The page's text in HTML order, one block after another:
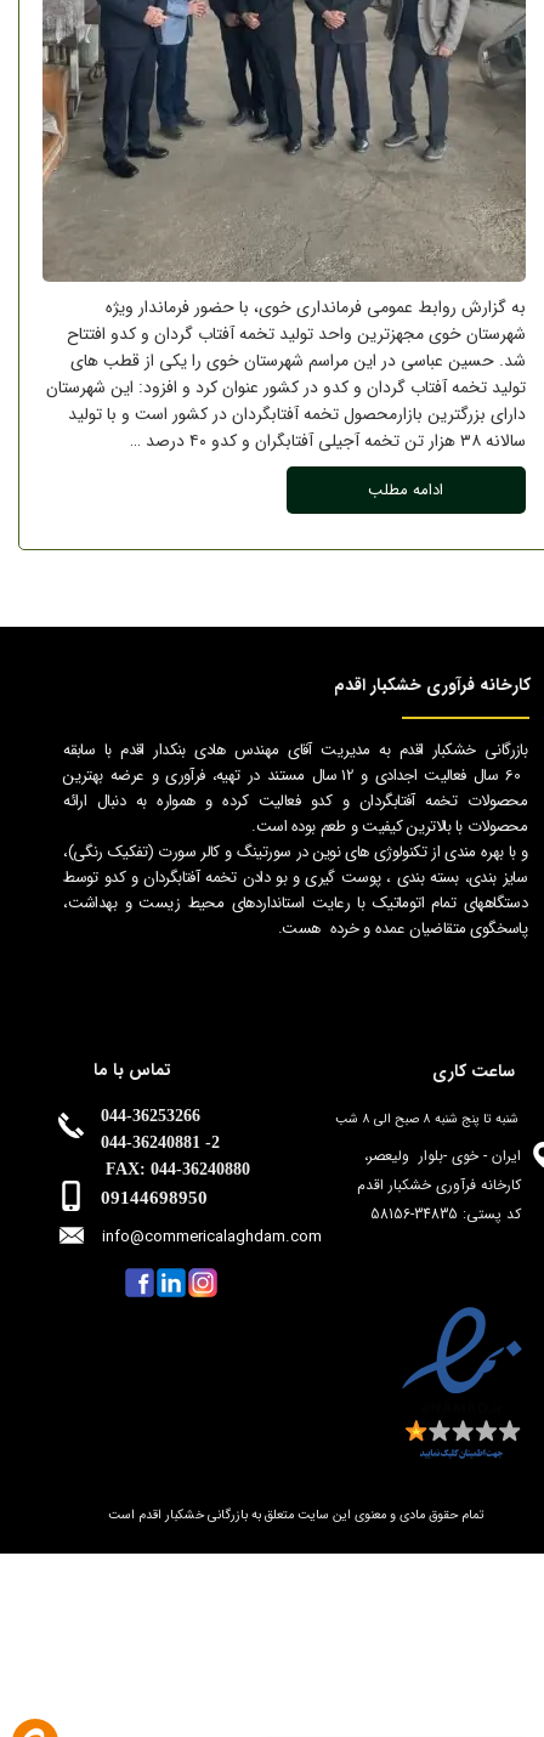
به گزارش روابط عمومی فرمانداری خوی، با حضور فرماندار ویژه
شهرستان خوی مجهزترین واحد تولید تخمه آفتاب گردان و کدو افتتاح
شد. حسین عباسی در این مراسم شهرستان خوی را یکی از قطب های
تولید تخمه آفتاب گردان و کدو در کشور عنوان کرد و افزود: این شهرستان
دارای بزرگترین بازارمحصول تخمه آفتابگردان در کشور است و با تولید
سالانه ۳۸ هزار تن تخمه آجیلی آفتابگران و کدو ۴۰ درصد …
ادامه مطلب
​کارخانه فرآوری خشکبار اقدم​​​​​​​​​​​​​
تماس با ما
044-36253266
044-36240881 -2
FAX: 044-36240880
09144698950
ساعت کاری
شنبه تا پنج شنبه 8 صبح الی 8 شب
ایران - خوی -بلوار ولیعصر،
کارخانه فرآوری خشکبار اقدم
​​​​کد پستی: 34835-58156
بازرگانی خشکبار اقدم به مدیریت آقای مهندس هادی بنکدار اقدم با سابقه
60 سال فعالیت اجدادی و 12 سال مستند در تهیه، فرآوری و عرضه بهترین
محصولات تخمه آفتابگردان و کدو فعالیت کرده و همواره به دنبال ارائه
محصولات با بالاترین کیفیت و طعم بوده است.
و با بهره مندی از تکنولوژی های نوین در سورتینگ و کالر سورت (تفکیک رنگی)،
سایز بندی، بسته بندی ، پوست گیری و بو دادن تخمه آفتابگردان و کدو توسط
دستگاههای تمام اتوماتیک با رعایت استانداردهای محیط زیست و بهداشت،
پاسخگوی متقاضیان عمده و خرده هست.
​​تمام حقوق مادی و معنوی این سایت متعلق به بازرگانی خشکبار اقدم است
info@commericalaghdam.com